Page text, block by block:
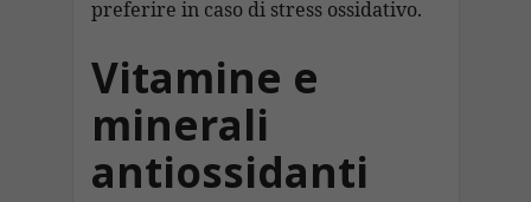
preferire in caso di stress ossidativo.
Vitamine e
minerali
antiossidanti